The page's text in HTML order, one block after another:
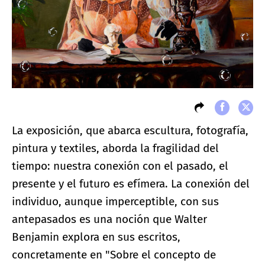
La exposición, que abarca escultura, fotografía,
pintura y textiles, aborda la fragilidad del
tiempo: nuestra conexión con el pasado, el
presente y el futuro es efímera. La conexión del
individuo, aunque imperceptible, con sus
antepasados es una noción que Walter
Benjamin explora en sus escritos,
concretamente en "Sobre el concepto de